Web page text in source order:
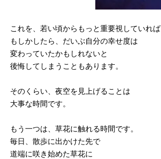
これを、若い頃からもっと重要視していれば
もしかしたら、だいぶ自分の幸せ度は
変わっていたかもしれないと
後悔してしまうこともあります。
そのくらい、夜空を見上げることは
大事な時間です。
もう一つは、草花に触れる時間です。
毎日、散歩に出かけた先で
道端に咲き始めた草花に